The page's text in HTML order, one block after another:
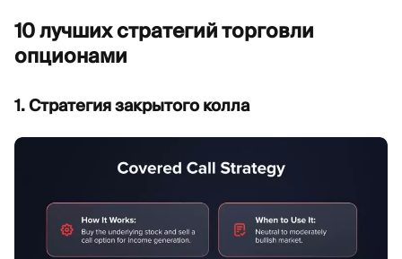
10 лучших стратегий торговли
опционами
1. Стратегия закрытого колла